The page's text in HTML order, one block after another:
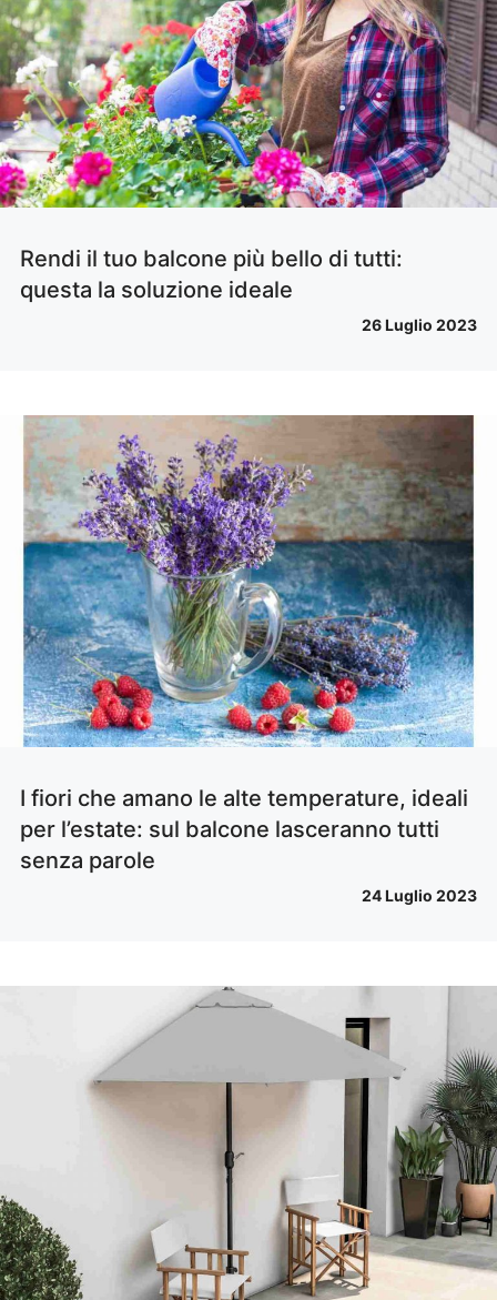
Rendi il tuo balcone più bello di tutti:
questa la soluzione ideale
26 Luglio 2023
I fiori che amano le alte temperature, ideali
per l’estate: sul balcone lasceranno tutti
senza parole
24 Luglio 2023